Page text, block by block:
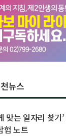
뉴스
맞는 일자리 찾기
험 노트